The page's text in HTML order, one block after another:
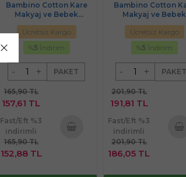
Bambino Cotton Kare
Makyaj ve Bebek
Temizleme Pamuğu 200
Adet (Kare En-Boy 7CM)
(4PK*50)
Ücretsiz Kargo
%5 İndirim
- + PAKET
165,90 TL
157,61 TL
Fast/Eft %3
indirimli
165,90 TL
152,88 TL
Bambino Cotton
Makyaj ve Bebek
Temizleme Pamuğu
Adet (Kare En-Boy
(5PK*50)
Ücretsiz Kargo
%5 İndirim
- + PAKET
201,90 TL
191,81 TL
Fast/Eft %3
indirimli
201,90 TL
186,05 TL